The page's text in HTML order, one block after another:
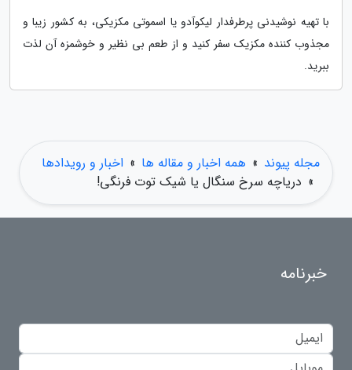
با تهیه نوشیدنی پرطرفدار لیکوآدو یا اسموتی مکزیکی، به کشور زیبا و
مجذوب کننده مکزیک سفر کنید و از طعم بی نظیر و خوشمزه آن لذت
ببرید.
مجله پیوند » همه اخبار و مقاله ها » اخبار و رویدادها
» دریاچه سرخ سنگال یا شیک توت فرنگی!
خبرنامه